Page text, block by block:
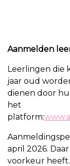
Aanmelden
Leerlingen die
jaar oud
dienen door
het
platform:
april 2026.
voorkeur